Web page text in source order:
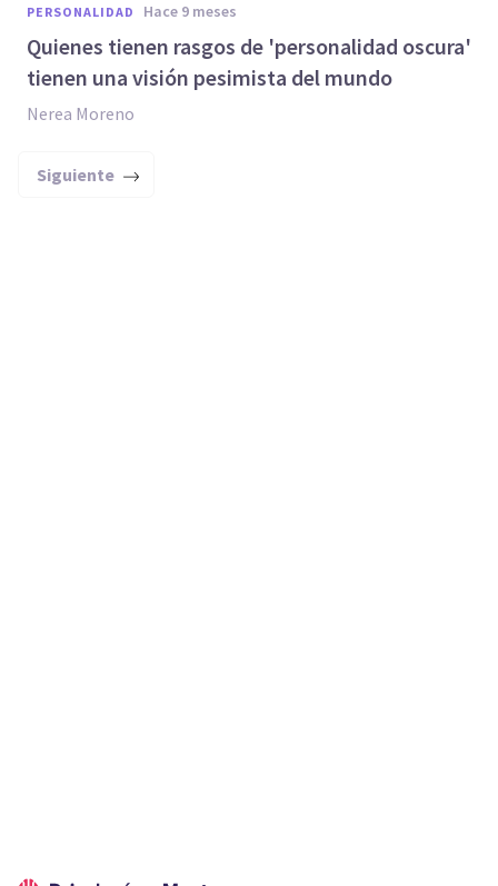
PERSONALIDAD hace 9 meses
Quienes tienen rasgos de 'personalidad oscura'
tienen una visión pesimista del mundo
Nerea Moreno
Siguiente